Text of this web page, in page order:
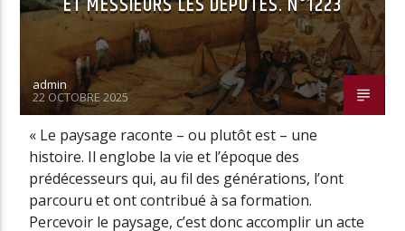
admin
22 OCTOBRE 2025
« Le paysage raconte – ou plutôt est – une
histoire. Il englobe la vie et l’époque des
prédécesseurs qui, au fil des générations, l’ont
parcouru et ont contribué à sa formation.
Percevoir le paysage, c’est donc accomplir un acte